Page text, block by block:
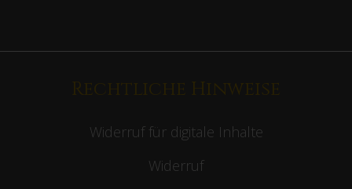
Rechtliche Hinweise
Widerruf für digitale Inhalte
Widerruf